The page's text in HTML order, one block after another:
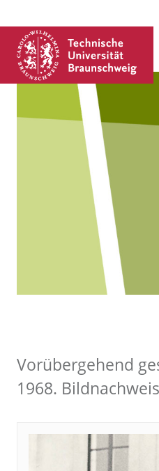
Vorübergehend
1968.